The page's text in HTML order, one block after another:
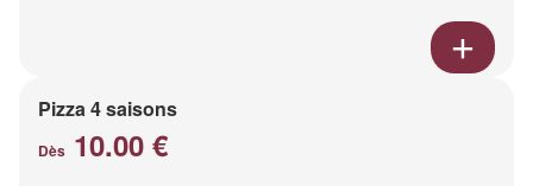
Pizza 4 saisons
Dès 10.00 €